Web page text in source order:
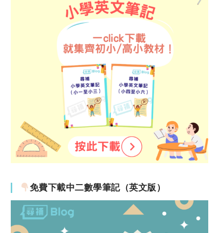
免費下載中二數學筆記（英文版）